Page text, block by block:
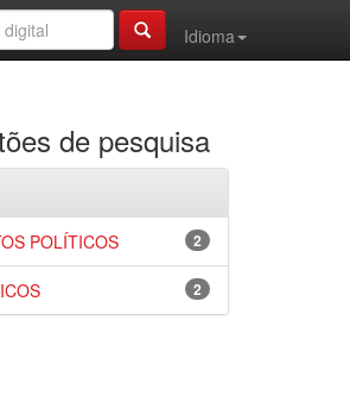
Idioma
de pesquisa
2
POLÍTICOS
2